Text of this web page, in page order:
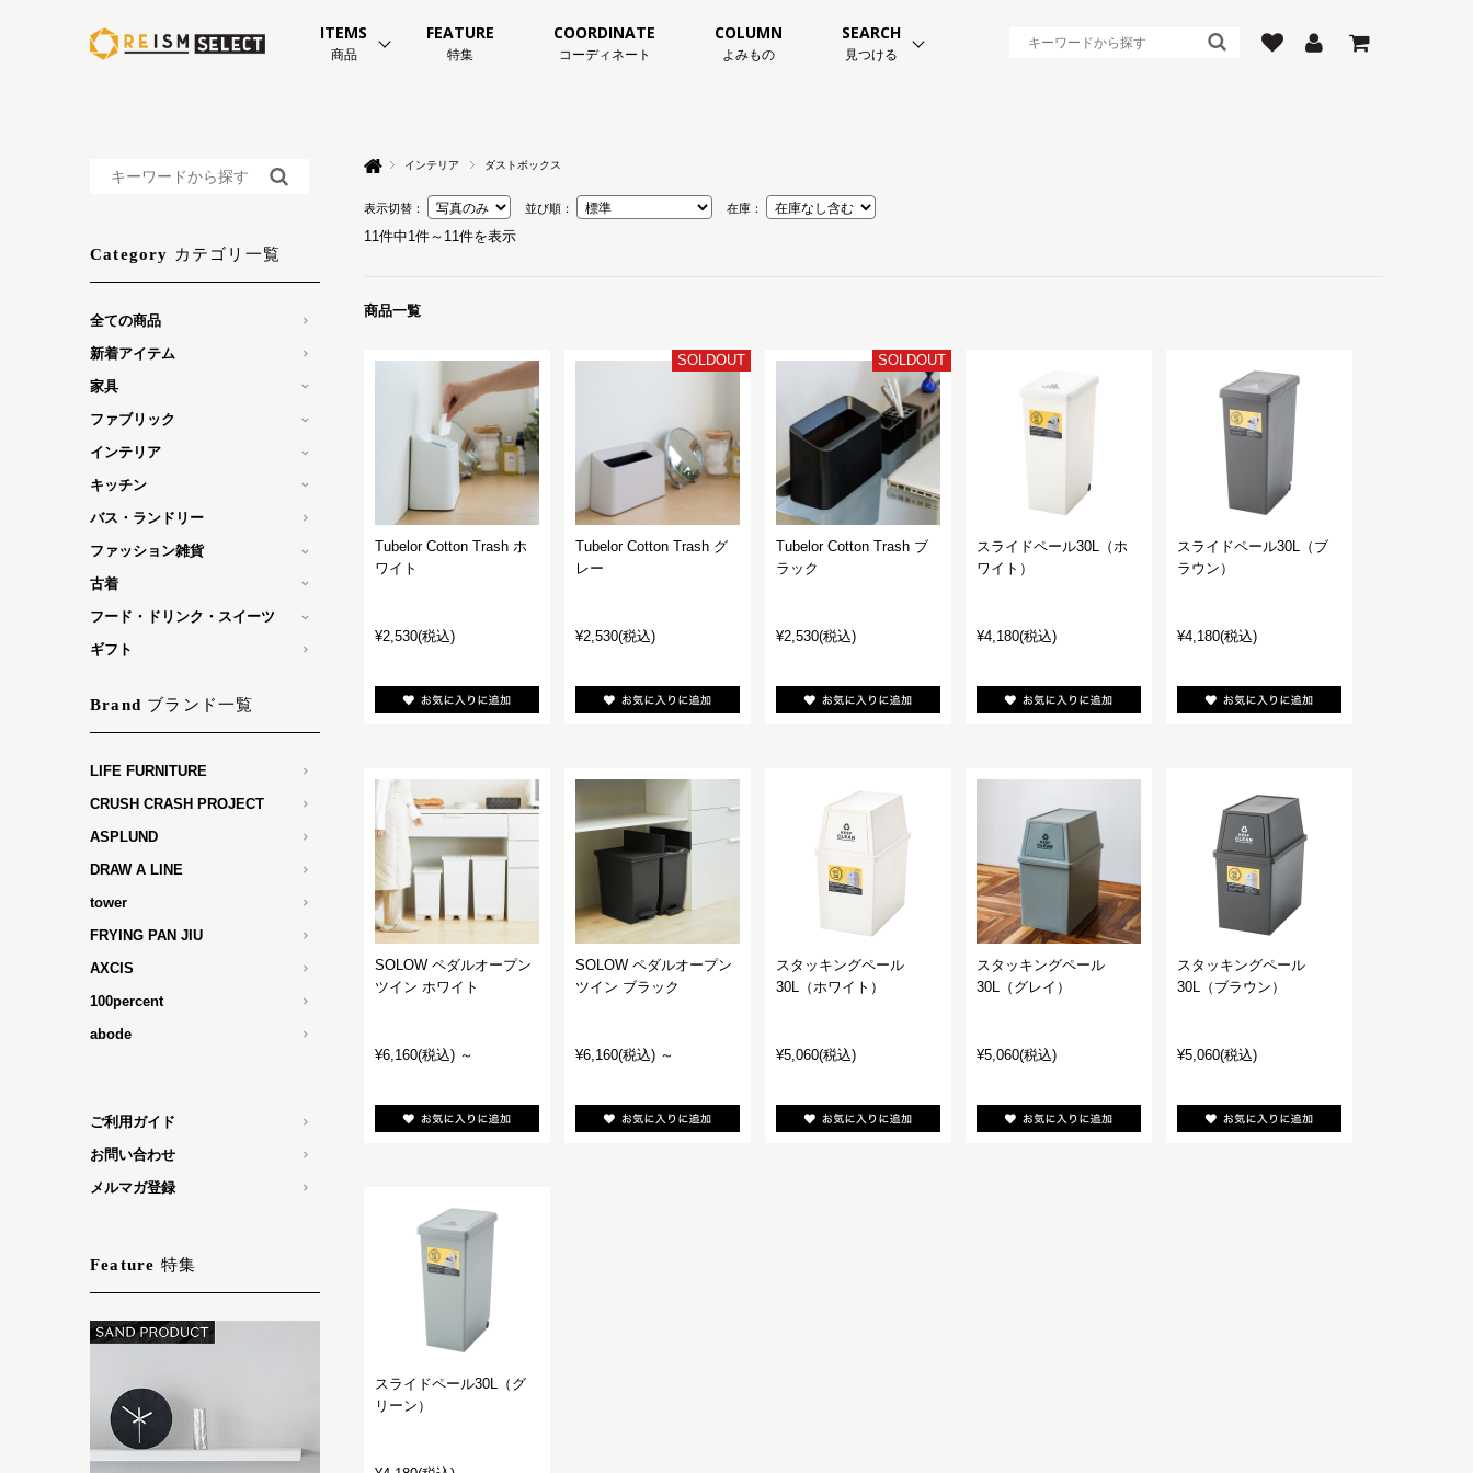
ITEMS
商品
FEATURE
特集
COORDINATE
コーディネート
COLUMN
よみもの
SEARCH
見つける
インテリア ダストボックス
表示切替： 並び順： 在庫：
11件中1件～11件を表示
商品一覧
Tubelor Cotton Trash ホ
ワイト
¥2,530(税込)
Tubelor Cotton Trash グ
レー
¥2,530(税込)
SOLDOUT
Tubelor Cotton Trash ブ
ラック
¥2,530(税込)
SOLDOUT
スライドペール30L（ホ
ワイト）
¥4,180(税込)
スライドペール30L（ブ
ラウン）
¥4,180(税込)
SOLOW ペダルオープン
ツイン ホワイト
¥6,160(税込) ～
SOLOW ペダルオープン
ツイン ブラック
¥6,160(税込) ～
スタッキングペール
30L（ホワイト）
¥5,060(税込)
スタッキングペール
30L（グレイ）
¥5,060(税込)
スタッキングペール
30L（ブラウン）
¥5,060(税込)
スライドペール30L（グ
リーン）
Category カテゴリ一覧
全ての商品
新着アイテム
家具
ファブリック
インテリア
キッチン
バス・ランドリー
ファッション雑貨
古着
フード・ドリンク・スイーツ
ギフト
Brand ブランド一覧
LIFE FURNITURE
CRUSH CRASH PROJECT
ASPLUND
DRAW A LINE
tower
FRYING PAN JIU
AXCIS
100percent
abode
ご利用ガイド
お問い合わせ
メルマガ登録
Feature 特集